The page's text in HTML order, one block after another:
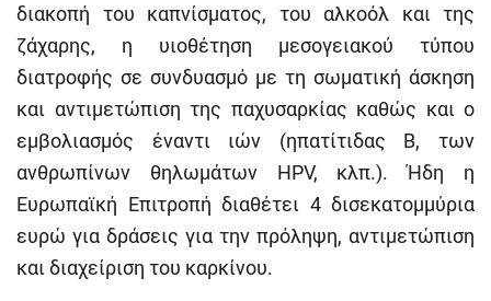
διακοπή του καπνίσματος, του αλκοόλ και της
ζάχαρης, η υιοθέτηση μεσογειακού τύπου
διατροφής σε συνδυασμό με τη σωματική άσκηση
και αντιμετώπιση της παχυσαρκίας καθώς και ο
εμβολιασμός έναντι ιών (ηπατίτιδας B, των
ανθρωπίνων θηλωμάτων HPV, κλπ.). Ήδη η
Ευρωπαϊκή Επιτροπή διαθέτει 4 δισεκατομμύρια
ευρώ για δράσεις για την πρόληψη, αντιμετώπιση
και διαχείριση του καρκίνου.